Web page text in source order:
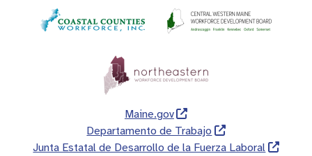
Maine.gov
Departamento de Trabajo
Junta Estatal de Desarrollo de la Fuerza Laboral